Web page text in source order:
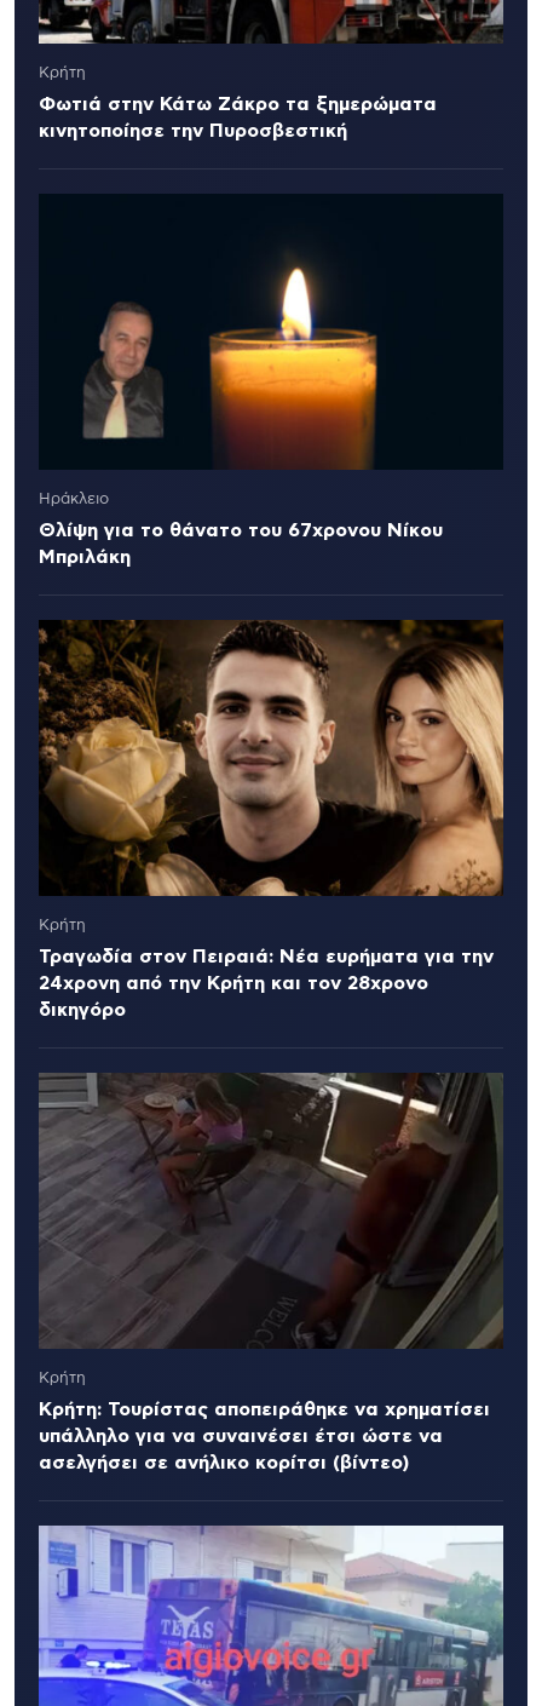
Κρήτη
Φωτιά στην Κάτω Ζάκρο τα ξημερώματα
κινητοποίησε την Πυροσβεστική
Ηράκλειο
Θλίψη για το θάνατο του 67χρονου Νίκου
Μπριλάκη
Κρήτη
Τραγωδία στον Πειραιά: Νέα ευρήματα για την
24χρονη από την Κρήτη και τον 28χρονο
δικηγόρο
Κρήτη
Κρήτη: Τουρίστας αποπειράθηκε να χρηματίσει
υπάλληλο για να συναινέσει έτσι ώστε να
ασελγήσει σε ανήλικο κορίτσι (βίντεο)